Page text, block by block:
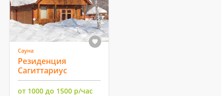
Сауна
Резиденция
Сагиттариус
от 1000 до 1500 р/час